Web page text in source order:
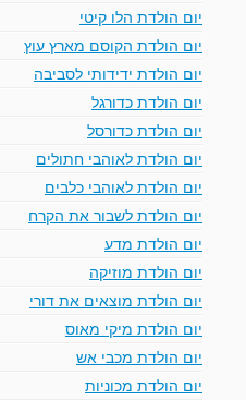
יום הולדת הלו קיטי
יום הולדת הקוסם מארץ עוץ
יום הולדת ידידותי לסביבה
יום הולדת כדורגל
יום הולדת כדורסל
יום הולדת לאוהבי חתולים
יום הולדת לאוהבי כלבים
יום הולדת לשבור את הקרח
יום הולדת מדע
יום הולדת מוזיקה
יום הולדת מוצאים את דורי
יום הולדת מיקי מאוס
יום הולדת מכבי אש
יום הולדת מכוניות